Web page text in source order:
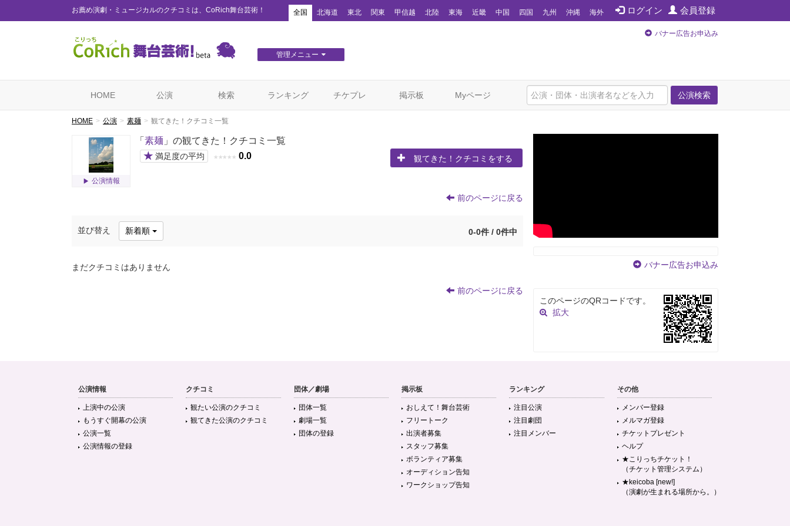
お薦め演劇・ミュージカルのクチコミは、CoRich舞台芸術！ ログイン 会員登録
全国 北海道 東北 関東 甲信越 北陸 東海 近畿 中国 四国 九州 沖縄 海外
管理メニュー
バナー広告お申込み
公演検索
HOME 公演 検索 ランキング チケプレ 掲示板 Myページ
HOME 公演 素麺 観てきた！クチコミ一覧
公演情報
「 素麺 」の観てきた！クチコミ一覧
★ 満足度の平均 ★ ★ ★ ★ ★ 0.0 観てきた！クチコミをする
前のページに戻る
並び替え 新着順 0-0件 / 0件中
まだクチコミはありません
前のページに戻る
バナー広告お申込み
このページのQRコードです。
拡大
公演情報
上演中の公演
もうすぐ開幕の公演
公演一覧
公演情報の登録
クチコミ
観たい公演のクチコミ
観てきた公演のクチコミ
団体／劇場
団体一覧
劇場一覧
団体の登録
掲示板
おしえて！舞台芸術
フリートーク
出演者募集
スタッフ募集
ボランティア募集
オーディション告知
ワークショップ告知
ランキング
注目公演
注目劇団
注目メンバー
その他
メンバー登録
メルマガ登録
チケットプレゼント
ヘルプ
★こりっちチケット！
（チケット管理システム）
★keicoba [new!]
（演劇が生まれる場所から。）